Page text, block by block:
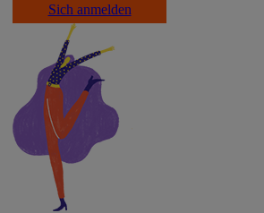
Sich anmelden